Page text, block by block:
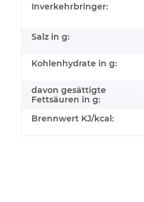
Inverkehrbringer:
Salz in g:
Kohlenhydrate in g:
davon gesättigte
Fettsäuren in g:
Brennwert KJ/kcal: